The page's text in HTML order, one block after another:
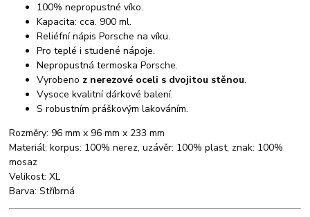
100% nepropustné víko.
Kapacita: cca. 900 ml.
Reliéfní nápis Porsche na víku.
Pro teplé i studené nápoje.
Nepropustná termoska Porsche.
Vyrobeno z nerezové oceli s dvojitou stěnou.
Vysoce kvalitní dárkové balení.
S robustním práškovým lakováním.
Rozměry: 96 mm x 96 mm x 233 mm
Materiál: korpus: 100% nerez, uzávěr: 100% plast, znak: 100%
mosaz
Velikost: XL
Barva: Stříbrná